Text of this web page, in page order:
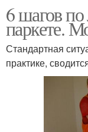
6 шагов по
паркете.
Стандартная
практике,